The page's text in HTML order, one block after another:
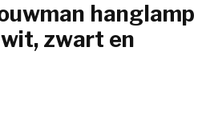
hanglamp
zwart en